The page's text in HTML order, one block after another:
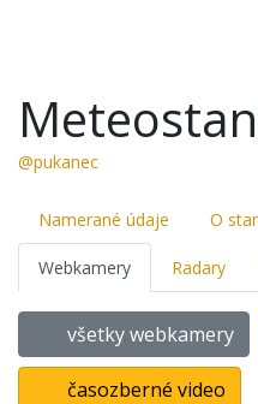
@pukanec
Namerané údaje O
Webkamery Radary
všetky webkamery
časozberné video